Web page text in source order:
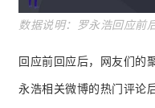
数据说明：罗永浩回应前
回应前回应后，网友们的
永浩相关微博的热门评论